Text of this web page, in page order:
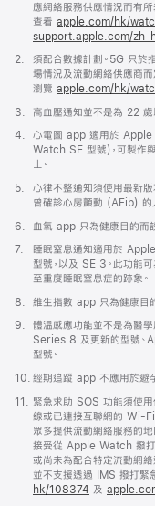
應網絡服務供應情況而有所
查看 apple.com/hk/
support.apple.com/zh-
註
2.
須配合數據計劃。5G 只於
場情況及流動網絡供應商
瀏覽 apple.com/hk/
註
3. 高血壓通知並不是為 22 歲
註
4.
心電圖 app 適用於
Watch SE 型號)，可製作
士。
註
5.
心律不整通知須使用最新
曾確診心房顫動 (AFib) 的
註
6. 血氧 app 只為健康目的而
註
7.
睡眠窒息通知適用於
型號，以及 SE 3。此功能
至重度睡眠窒息症的跡象。
註
8. 維生指數 app 只為健康目
註
9.
體溫感應功能並不是為醫
Series 8 及更新的型號
型號。
註
10. 經期追蹤 app 不應用於避
註
11.
緊急求助 SOS 功能須使
線或已連接互聯網的 Wi-
眾多提供流動網絡服務的地
接受從 Apple Watch 撥打
或尚未為配合特定流動網絡
並不支援透過 IMS 撥打緊
hk/108374 (以
及